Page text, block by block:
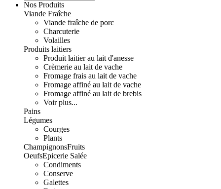
Nos Produits
Viande Fraîche
Viande fraîche de porc
Charcuterie
Volailles
Produits laitiers
Produit laitier au lait d'anesse
Crèmerie au lait de vache
Fromage frais au lait de vache
Fromage affiné au lait de vache
Fromage affiné au lait de brebis
Voir plus...
Pains
Légumes
Courges
Plants
ChampignonsFruits
OeufsEpicerie Salée
Condiments
Conserve
Galettes